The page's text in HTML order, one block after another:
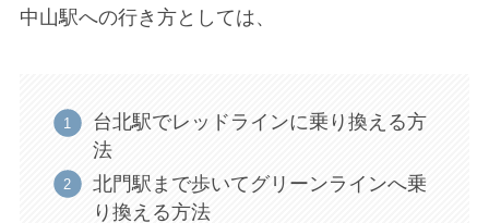
中山駅への行き方としては、
台北駅でレッドラインに乗り換える方
法
北門駅まで歩いてグリーンラインへ乗
り換える方法